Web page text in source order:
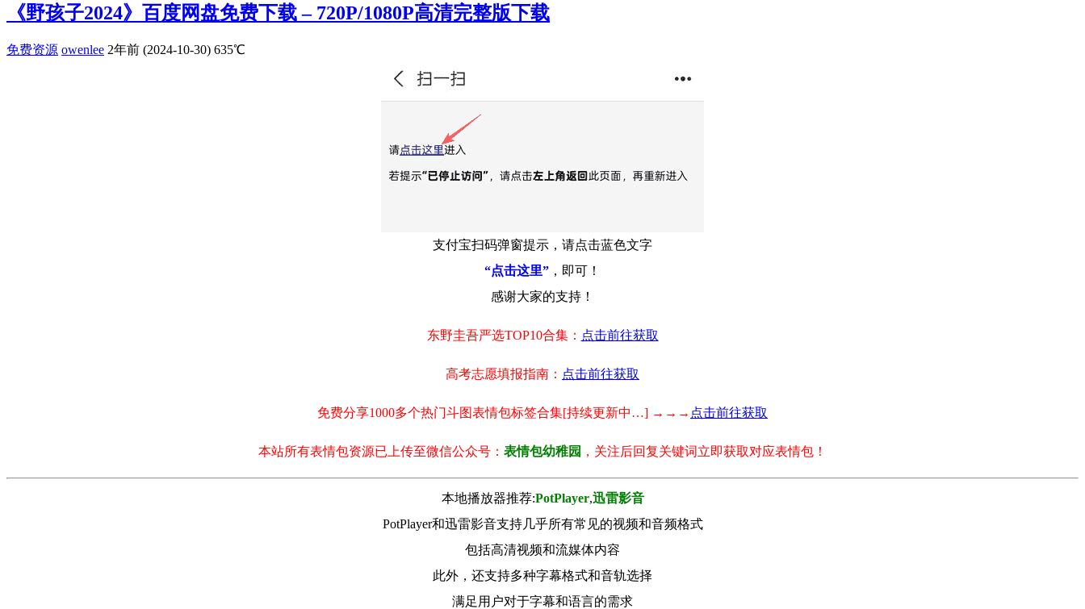
《野孩子2024》百度网盘免费下载 – 720P/1080P高清完整版下载
免费资源 owenlee 2年前 (2024-10-30) 635℃
支付宝扫码弹窗提示，请点击蓝色文字
“点击这里” ，即可！
感谢大家的支持！
东野圭吾严选TOP10合集： 点击前往获取
高考志愿填报指南： 点击前往获取
免费分享1000多个热门斗图表情包标签合集[持续更新中…] →→→ 点击前往获取
本站所有表情包资源已上传至微信公众号： 表情包幼稚园 ，关注后回复关键词立即获取对应表情包！
本地播放器推荐:РotРlayer,迅雷影音
PotPlayer和迅雷影音支持几乎所有常见的视频和音频格式
包括高清视频和流媒体内容
此外，还支持多种字幕格式和音轨选择
满足用户对于字幕和语言的需求